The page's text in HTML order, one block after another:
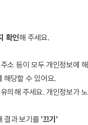
확인해 주세요.
소 등이 모두 개인정보에
해당할 수 있어요.
의해 주세요. 개인정보가
결과 보기를 '끄기'